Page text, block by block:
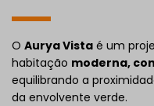
O Aurya Vista é um
habitação moderna,
equilibrando a
da envolvente verde.